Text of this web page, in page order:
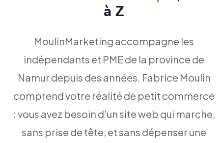
à Z
MoulinMarketing accompagne les
indépendants et PME de la province de
Namur depuis des années. Fabrice Moulin
comprend votre réalité de petit commerce
: vous avez besoin d'un site web qui marche,
sans prise de tête, et sans dépenser une